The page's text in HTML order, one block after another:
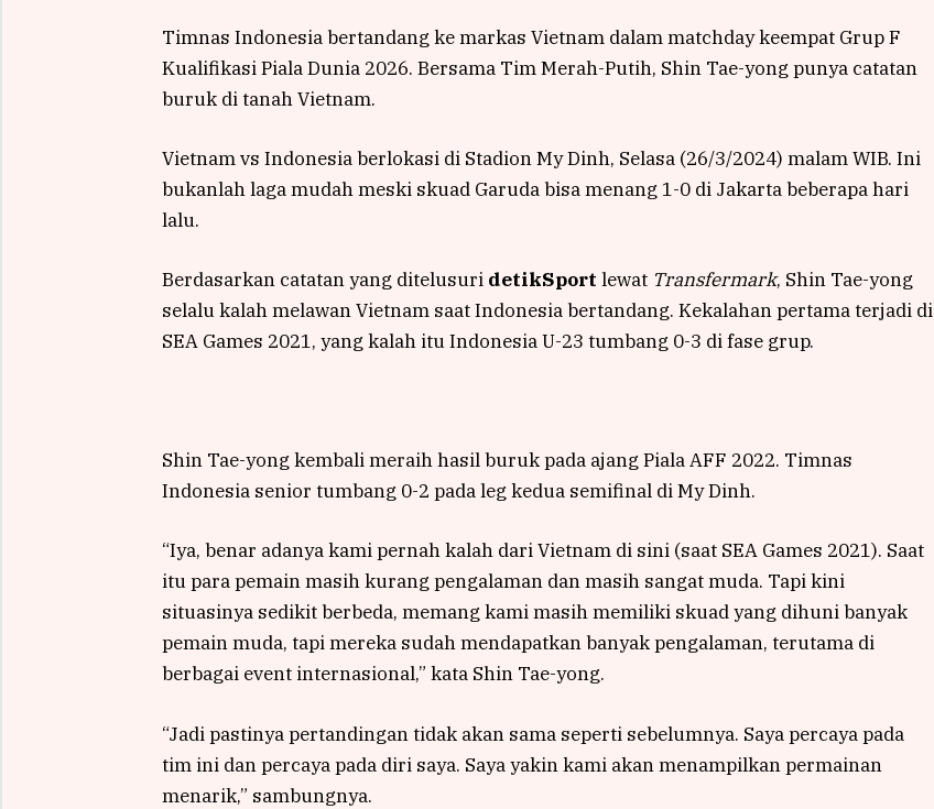
Timnas Indonesia bertandang ke markas Vietnam dalam matchday keempat Grup F
Kualifikasi Piala Dunia 2026. Bersama Tim Merah-Putih, Shin Tae-yong punya catatan
buruk di tanah Vietnam.
Vietnam vs Indonesia berlokasi di Stadion My Dinh, Selasa (26/3/2024) malam WIB. Ini
bukanlah laga mudah meski skuad Garuda bisa menang 1-0 di Jakarta beberapa hari
lalu.
Berdasarkan catatan yang ditelusuri detikSport lewat Transfermark, Shin Tae-yong
selalu kalah melawan Vietnam saat Indonesia bertandang. Kekalahan pertama terjadi di
SEA Games 2021, yang kalah itu Indonesia U-23 tumbang 0-3 di fase grup.
Shin Tae-yong kembali meraih hasil buruk pada ajang Piala AFF 2022. Timnas
Indonesia senior tumbang 0-2 pada leg kedua semifinal di My Dinh.
“Iya, benar adanya kami pernah kalah dari Vietnam di sini (saat SEA Games 2021). Saat
itu para pemain masih kurang pengalaman dan masih sangat muda. Tapi kini
situasinya sedikit berbeda, memang kami masih memiliki skuad yang dihuni banyak
pemain muda, tapi mereka sudah mendapatkan banyak pengalaman, terutama di
berbagai event internasional,” kata Shin Tae-yong.
“Jadi pastinya pertandingan tidak akan sama seperti sebelumnya. Saya percaya pada
tim ini dan percaya pada diri saya. Saya yakin kami akan menampilkan permainan
menarik,” sambungnya.